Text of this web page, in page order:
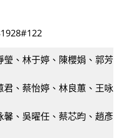
瑩、林于婷、陳櫻娟、郭芳
君、蔡怡婷、林良蕙、王咏
馨、吳曜任、蔡芯昀、趙彥